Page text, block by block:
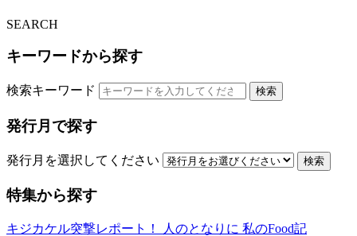
SEARCH
キーワードから探す
検索キーワード 検索
発行月で探す
発行月を選択してください 検索
特集から探す
キジカケル突撃レポート！ 人のとなりに 私のFood記